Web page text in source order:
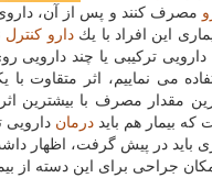
مصرف كنند و پس از آن،
این افراد با یكدارو كنترل
دارویی تركیبی یا چند دارویی
می نماییم، اثر متقاوت
مقدار مصرف با بیشترین
بیمار هم بایددرمان دارویی
باید در پیش گرفت، اظهار
جراحی برای این دسته از